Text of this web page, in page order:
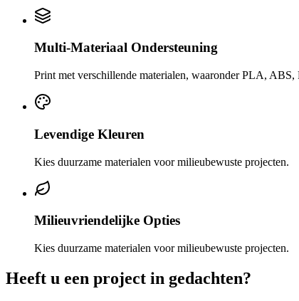
Multi-Materiaal Ondersteuning
Print met verschillende materialen, waaronder PLA,
Levendige Kleuren
Kies duurzame materialen voor milieubewuste projecten.
Milieuvriendelijke Opties
Kies duurzame materialen voor milieubewuste projecten.
Heeft u een project in gedachten?